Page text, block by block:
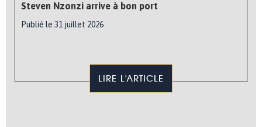
Steven Nzonzi arrive à bon port
Publié le 31 juillet 2026
LIRE L'ARTICLE